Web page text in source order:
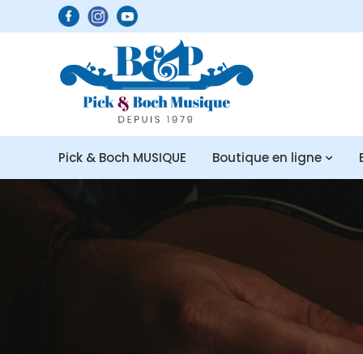
Pick & Boch MUSIQUE Boutique en ligne